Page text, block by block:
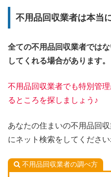
不用品回収業者は本当
全ての不用品回収業者では
してくれる場合があります。
不用品回収業者でも特別管
るところを探しましょう♪
あなたの住まいの不用品回
にネット検索をしてください
不用品回収業者の調べ方